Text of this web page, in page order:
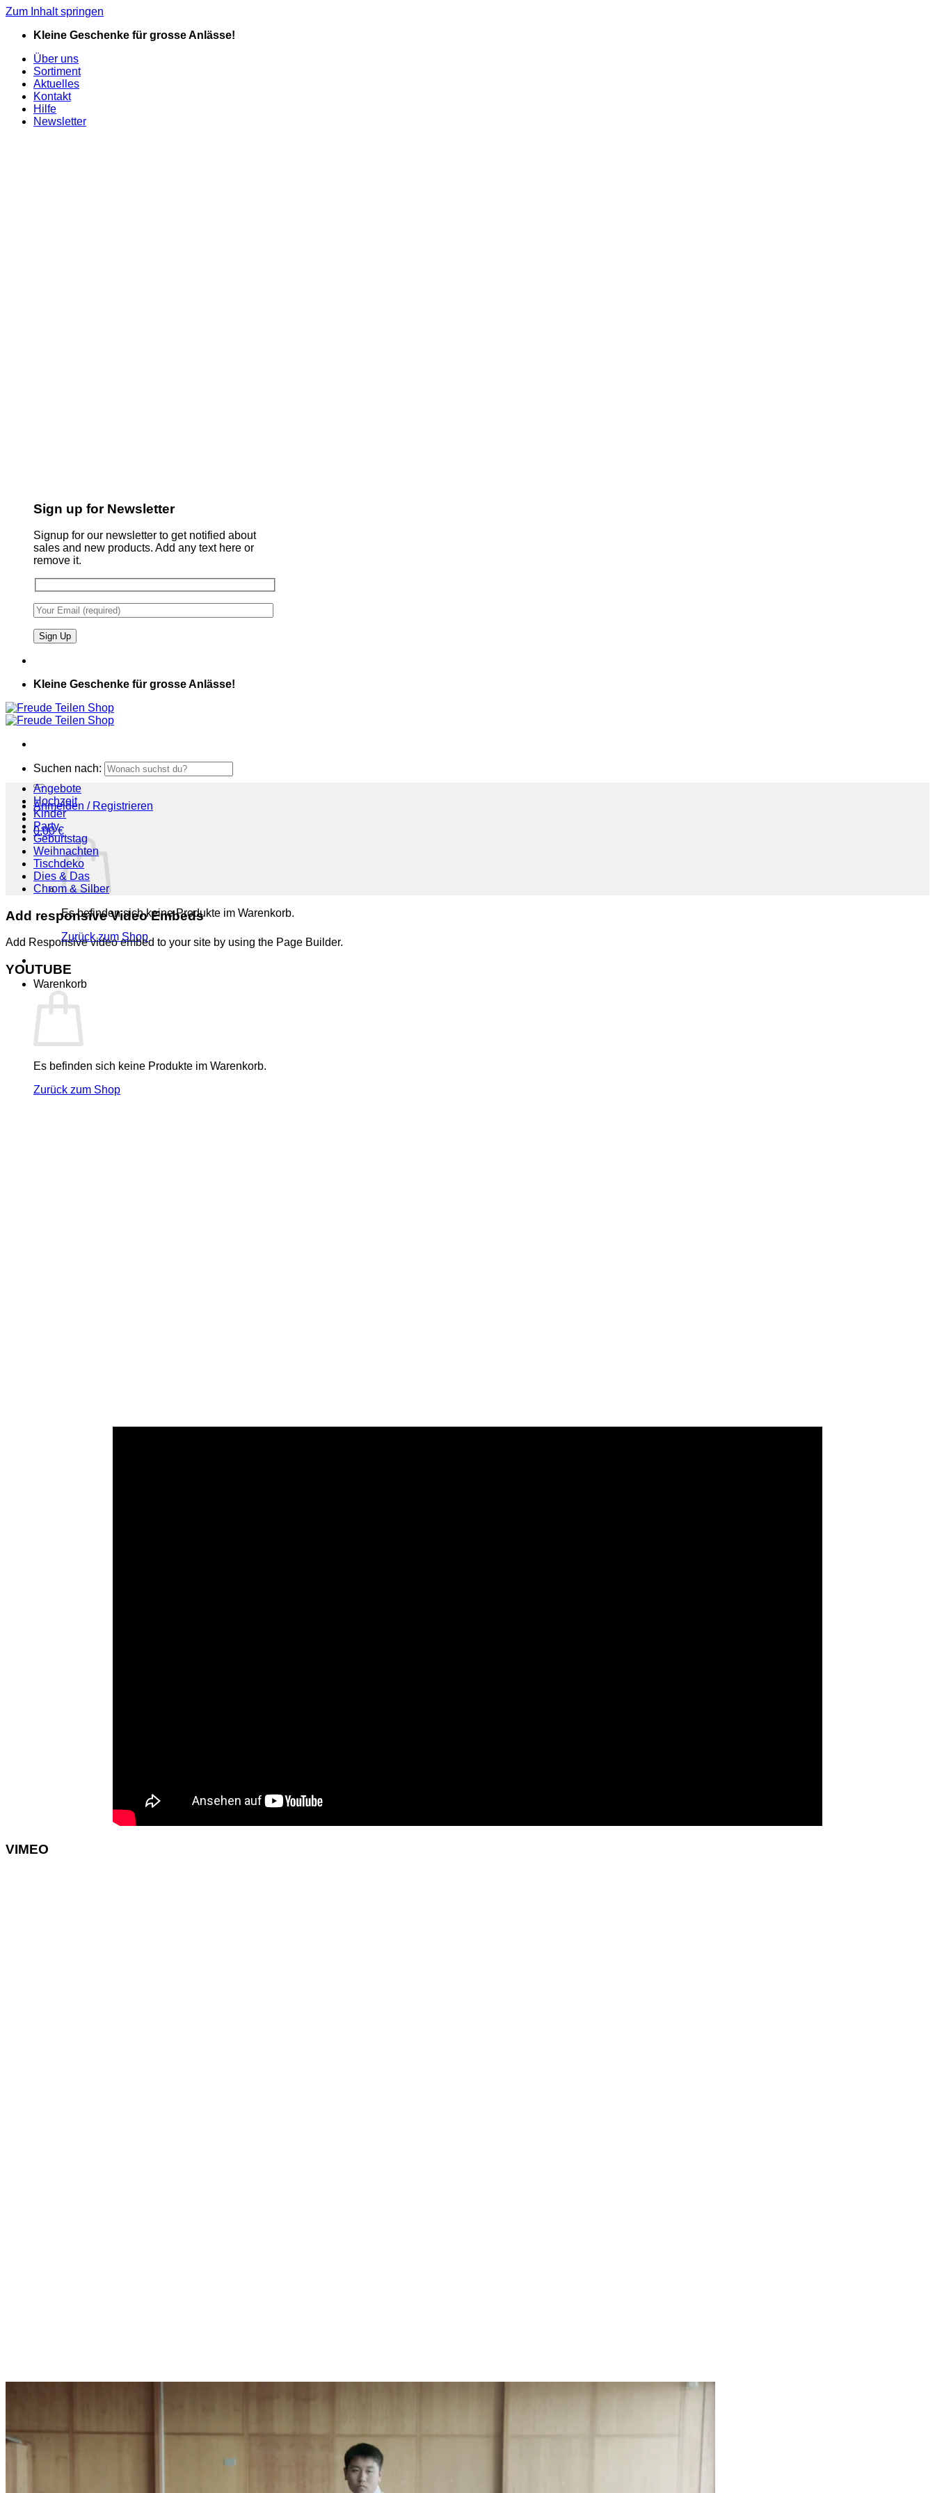
Zum Inhalt springen
Kleine Geschenke für grosse Anlässe!
Über uns
Sortiment
Aktuelles
Kontakt
Hilfe
Newsletter
Sign up for Newsletter
Signup for our newsletter to get notified about
sales and new products. Add any text here or
remove it.
Kleine Geschenke für grosse Anlässe!
Suchen nach:
Anmelden / Registrieren
0,00€
Es befinden sich keine Produkte im Warenkorb.
Zurück zum Shop
Warenkorb
Es befinden sich keine Produkte im Warenkorb.
Zurück zum Shop
Angebote
Hochzeit
Kinder
Party
Geburtstag
Weihnachten
Tischdeko
Dies & Das
Chrom & Silber
Add responsive Video Embeds
Add Responsive video embed to your site by using the Page Builder.
YOUTUBE
VIMEO